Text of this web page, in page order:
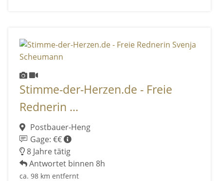
Stimme-der-Herzen.de - Freie
Rednerin ...
Postbauer-Heng
Gage: €€
8 Jahre tätig
Antwortet binnen 8h
ca. 98 km entfernt